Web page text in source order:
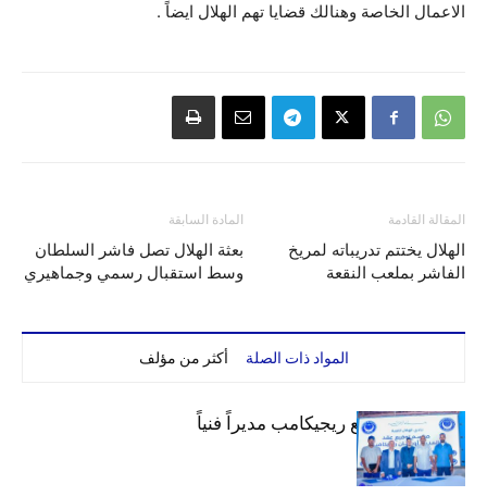
الاعمال الخاصة وهنالك قضايا تهم الهلال ايضاً .
المادة السابقة
بعثة الهلال تصل فاشر السلطان
وسط استقبال رسمي وجماهيري
المقالة القادمة
الهلال يختتم تدريباته لمريخ
الفاشر بملعب النقعة
المواد ذات الصلة أكثر من مؤلف
الهلال يتعاقد مع ريجيكامب مديراً فنياً